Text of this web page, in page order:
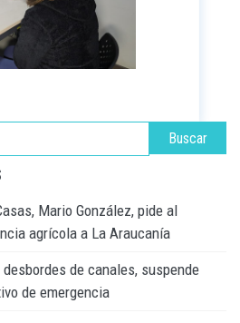
Mario González, pide al
agrícola a La Araucanía
de canales, suspende
de emergencia